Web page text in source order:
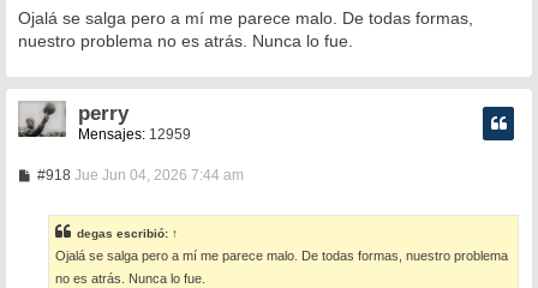
n
a
e
Ojalá se salga pero a mí me parece malo. De todas formas,
nuestro problema no es atrás. Nunca lo fue.
perry
Mensajes: 12959
#918M
s
a
j
e
Jue Jun 04, 2026 7:44 am
degas escribió: ↑
Ojalá se salga pero a mí me parece malo. De todas formas, nuestro problema
no es atrás. Nunca lo fue.